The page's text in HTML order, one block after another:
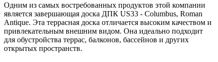
Одним из самых востребованных продуктов этой компании
является завершающая доска ДПК US33 - Columbus, Roman
Antique. Эта террасная доска отличается высоким качеством и
привлекательным внешним видом. Она идеально подходит
для обустройства террас, балконов, бассейнов и других
открытых пространств.